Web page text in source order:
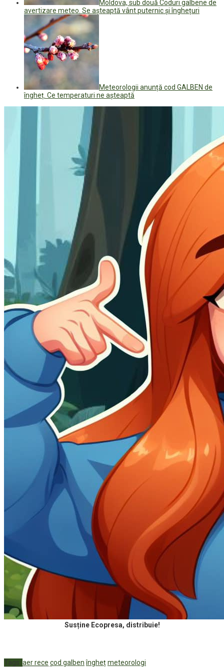
Moldova, sub două Coduri galbene de
avertizare meteo. Se așteaptă vânt puternic și înghețuri
Meteorologii anunță cod GALBEN de
îngheț. Ce temperaturi ne așteaptă
Susține Ecopresa, distribuie!
Tags: aer rece cod galben îngheț meteorologi